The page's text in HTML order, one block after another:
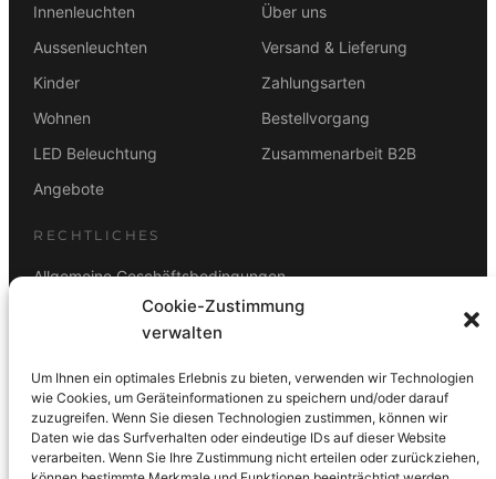
Cookie-Zustimmung
verwalten
Um Ihnen ein optimales Erlebnis zu bieten, verwenden wir Technologien
wie Cookies, um Geräteinformationen zu speichern und/oder darauf
zuzugreifen. Wenn Sie diesen Technologien zustimmen, können wir
Daten wie das Surfverhalten oder eindeutige IDs auf dieser Website
verarbeiten. Wenn Sie Ihre Zustimmung nicht erteilen oder zurückziehen,
Innenleuchten
Aussenleuchten
Kinder
Wohnen
LED Beleuchtung
Angebote
Über uns
Versand & Lieferung
Zahlungsarten
Bestellvorgang
Zusammenarbeit B2B
RECHTLICHES
Allgemeine Geschäftsbedingungen
Rücktrittsbelehrung
ZAHLUNGSARTEN
Vorkasse Visa Mastercard Link PayPal G-Pay